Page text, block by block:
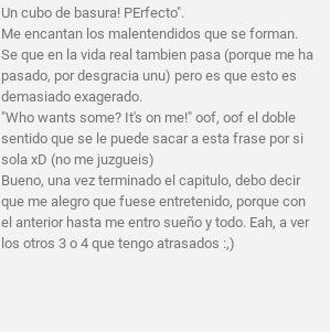
Un cubo de basura! PErfecto".
Me encantan los malentendidos que se forman.
Se que en la vida real tambien pasa (porque me ha
pasado, por desgracia unu) pero es que esto es
demasiado exagerado.
"Who wants some? It's on me!" oof, oof el doble
sentido que se le puede sacar a esta frase por si
sola xD (no me juzgueis)
Bueno, una vez terminado el capitulo, debo decir
que me alegro que fuese entretenido, porque con
el anterior hasta me entro sueño y todo. Eah, a ver
los otros 3 o 4 que tengo atrasados :,)